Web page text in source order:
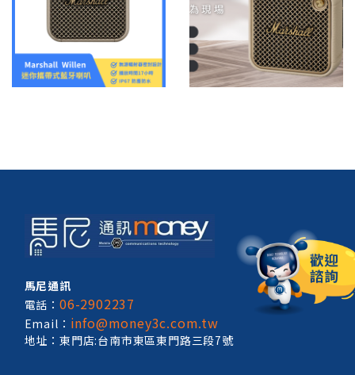
馬尼通訊
電話：06-2902237
Email： info@money3c.com.tw
地址：東門店:台南市東區東門路三段7號